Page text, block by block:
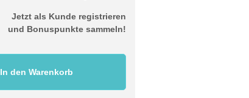
Jetzt als Kunde registrieren
und Bonuspunkte sammeln!
In den Warenkorb